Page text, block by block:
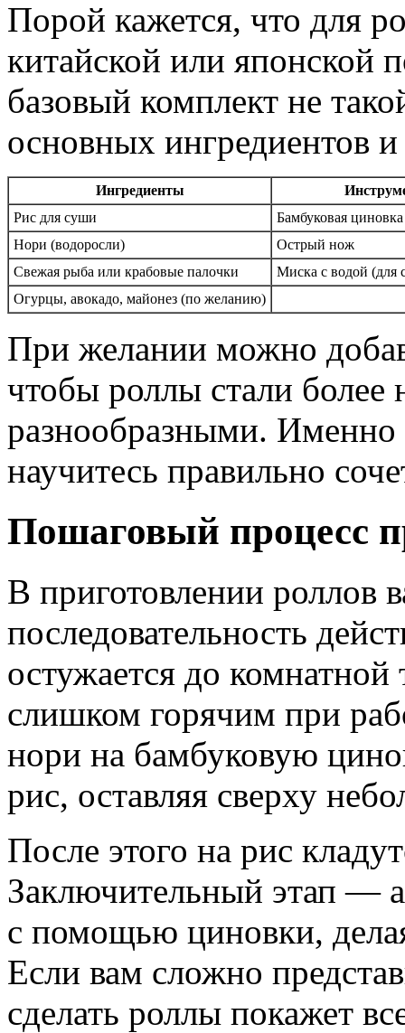
Порой кажется, что для
китайской или японской
базовый комплект не
основных ингредиентов
Ингредиенты
Рис для суши
Бамбуковая
Нори (водоросли)
Острый нож
Свежая рыба или крабовые палочки
Миска с водой (для
Огурцы, авокадо, майонез (по желанию)
При желании можно
чтобы роллы стали
разнообразными. Именно
научитесь правильно
Пошаговый процесс
В приготовлении роллов
последовательность
остужается до
слишком горячим при
нори на бамбуковую
рис, оставляя сверху
После этого на рис
Заключительный этап —
с помощью циновки,
Если вам сложно
сделать роллы покажет